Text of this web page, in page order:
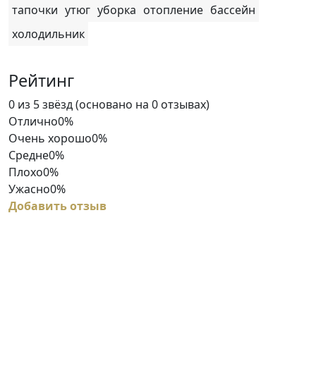
тапочки утюг уборка отопление бассейн
холодильник
Рейтинг
Rated
0
out
of
5
0 из 5 звёзд (основано на 0 отзывах)
Отлично0%
Очень хорошо0%
Средне0%
Плохо0%
Ужасно0%
Добавить отзыв